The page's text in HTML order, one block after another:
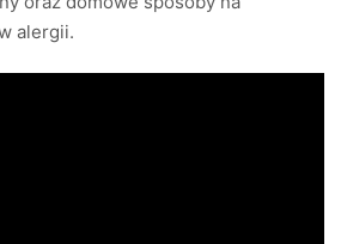
alergii.